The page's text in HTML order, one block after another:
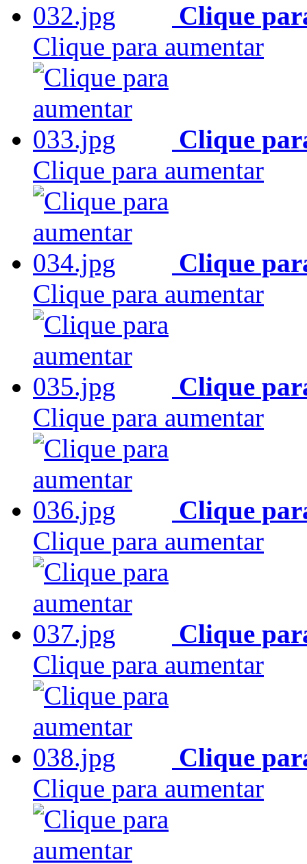
Clique
Clique para aumentar
Clique
Clique para aumentar
Clique
Clique para aumentar
Clique
Clique para aumentar
Clique
Clique para aumentar
Clique
Clique para aumentar
Clique
Clique para aumentar